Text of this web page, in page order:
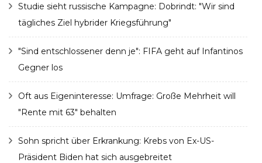
Studie sieht russische Kampagne: Dobrindt: "Wir sind
tägliches Ziel hybrider Kriegsführung"
"Sind entschlossener denn je": FIFA geht auf Infantinos
Gegner los
Oft aus Eigeninteresse: Umfrage: Große Mehrheit will
"Rente mit 63" behalten
Sohn spricht über Erkrankung: Krebs von Ex-US-
Präsident Biden hat sich ausgebreitet